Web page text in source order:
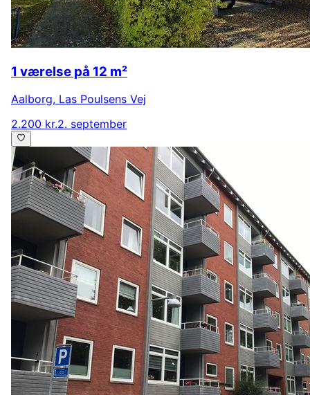
1 værelse på 12 m²
Aalborg, Las Poulsens Vej
2.200 kr.2. september